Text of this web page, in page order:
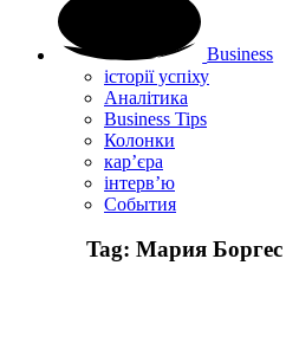
Business
історії успіху
Аналітика
Business Tips
Колонки
кар’єра
інтерв’ю
Cобытия
Tag: Мария Боргес